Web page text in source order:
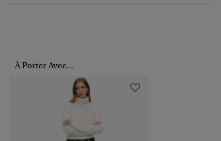
À Porter Avec...